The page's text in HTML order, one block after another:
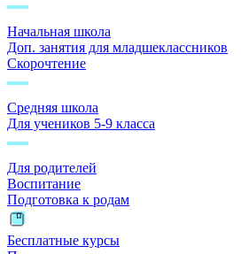
Начальная школа
Доп. занятия для младшеклассников
Скорочтение
Средняя школа
Для учеников 5-9 класса
Для родителей
Воспитание
Подготовка к родам
Бесплатные курсы